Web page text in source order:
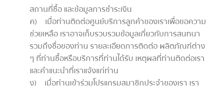
สถานที่ซื้อ และข้อมูลการชำระเงิน
ค) เมื่อท่านติดต่อศูนย์บริการลูกค้าของเราเพื่อขอความ
ช่วยเหลือ เราอาจเก็บรวบรวมข้อมูลเกี่ยวกับการสนทนา
รวมถึงชื่อของท่าน รายละเอียดการติดต่อ ผลิตภัณฑ์ต่าง
ๆ ที่ท่านซื้อหรือบริการที่ท่านได้รับ เหตุผลที่ท่านติดต่อเรา
และคำแนะนำที่เราแจ้งแก่ท่าน
ง) เมื่อท่านเข้าร่วมโปรแกรมสมาชิกประจำของเรา เรา